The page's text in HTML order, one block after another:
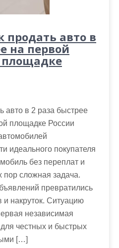
продать авто в
на первой
авто в 2 раза быстрее
площадке России
идеального покупателя
без переплат и
сложная задача.
превратились
и накруток. Ситуацию
независимая
честных и быстрых
[…]